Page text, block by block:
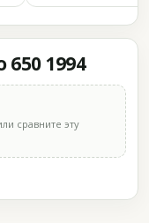
1994
сравните эту